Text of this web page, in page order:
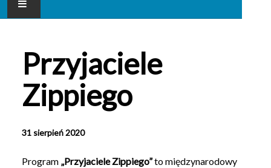
NASZE PRZEDSZKOLE
DLA RODZICA
Przyjaciele
Zippiego
31 sierpień 2020
Program „Przyjaciele Zippiego”to międzynarodowy